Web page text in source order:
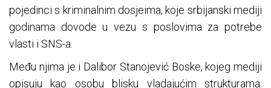
pojedinci s kriminalnim dosjeima, koje srbijanski mediji
godinama dovode u vezu s poslovima za potrebe
vlasti i SNS-a.
Među njima je i Dalibor Stanojević Boske, kojeg mediji
opisuju kao osobu blisku vladajućim strukturama.